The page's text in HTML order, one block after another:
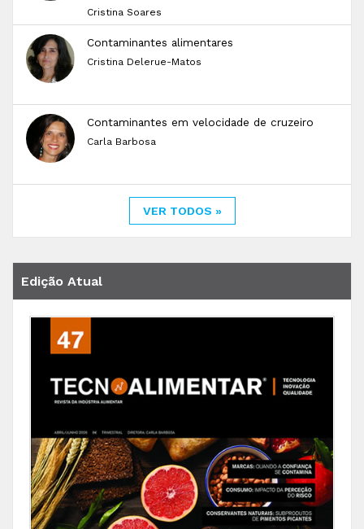
Cristina Soares
Contaminantes alimentares
Cristina Delerue-Matos
Contaminantes em velocidade de cruzeiro
Carla Barbosa
VER TODOS »
Edição Atual